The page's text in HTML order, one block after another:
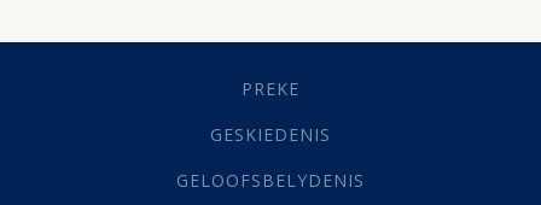
Geestelike Groei(10)
(21)
Grys Areas(4)
Lewensdoel(3)
PREKE
GESKIEDENIS
GELOOFSBELYDENIS